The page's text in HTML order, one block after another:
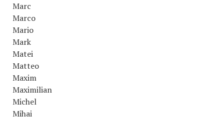
Marc
Marco
Mario
Mark
Matei
Matteo
Maxim
Maximilian
Michel
Mihai